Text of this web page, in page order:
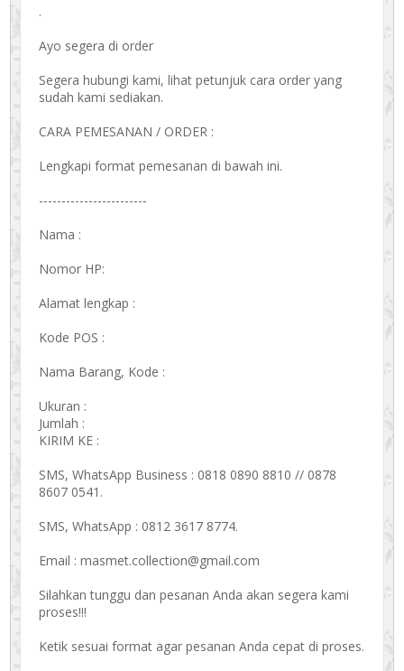
.
Ayo segera di order
Segera hubungi kami, lihat petunjuk cara order yang
sudah kami sediakan.
CARA PEMESANAN / ORDER :
Lengkapi format pemesanan di bawah ini.
------------------------
Nama :
Nomor HP:
Alamat lengkap :
Kode POS :
Nama Barang, Kode :
Ukuran :
Jumlah :
KIRIM KE :
SMS, WhatsApp Business : 0818 0890 8810 // 0878
8607 0541.
SMS, WhatsApp : 0812 3617 8774.
Email : masmet.collection@gmail.com
Silahkan tunggu dan pesanan Anda akan segera kami
proses!!!
Ketik sesuai format agar pesanan Anda cepat di proses.